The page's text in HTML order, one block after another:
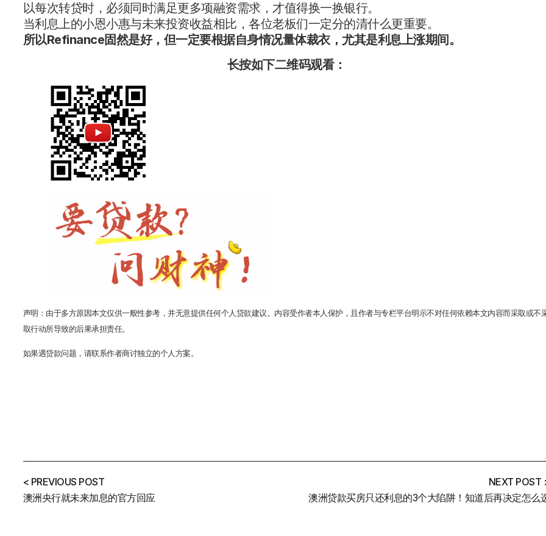
以每次转贷时，必须同时满足更多项融资需求，才值得换一换银行。
当利息上的小恩小惠与未来投资收益相比，各位老板们一定分的清什么更重要。
所以Refinance固然是好，但一定要根据自身情况量体裁衣，尤其是利息上涨期间。
长按如下二维码观看：
声明：由于多方原因本文仅供一般性参考，并无意提供任何个人贷款建议。内容受作者本人保护，且作者与专栏平台明示不对任何依赖本文内容而采取或不
取行动所导致的后果承担责任。
如果遇贷款问题，请联系作者商讨独立的个人方案。
< PREVIOUS POST
澳洲央行就未来加息的官方回应
NEXT POST
澳洲贷款买房只还利息的3个大陷阱！知道后再决定怎么